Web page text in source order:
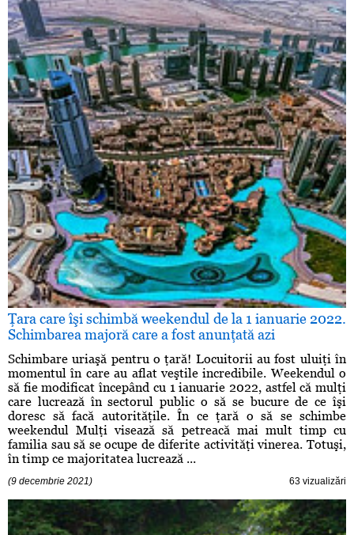
Ţara care îşi schimbă weekendul de la 1 ianuarie 2022.
Schimbarea majoră care a fost anunţată azi
Schimbare uriaşă pentru o ţară! Locuitorii au fost uluiţi în
momentul în care au aflat veştile incredibile. Weekendul o
să fie modificat începând cu 1 ianuarie 2022, astfel că mulţi
care lucrează în sectorul public o să se bucure de ce îşi
doresc să facă autorităţile. În ce ţară o să se schimbe
weekendul Mulţi visează să petreacă mai mult timp cu
familia sau să se ocupe de diferite activităţi vinerea. Totuşi,
în timp ce majoritatea lucrează ...
(9 decembrie 2021) 63 vizualizări